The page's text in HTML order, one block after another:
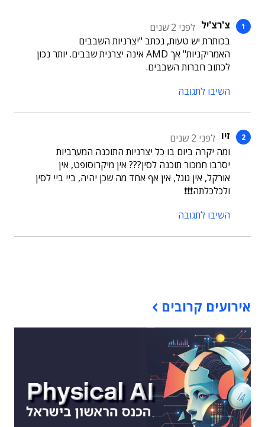
צ'רצ'יל לפני 2 שנים
בכותרת יש טעות, נכתב "יצרניות השבבים
האמריקניות" אך AMD אינה יצרנית שבבים. יותר נכון
לכתוב חברות השבבים.
השיבו לתגובה
זיו לפני 2 שנים
ומה יקרה ביום בו כל יצרניות התוכנה המערביות
יסרבו חמכור תוכנה לסין??? אין מיקרוסופט, אין
אורקל, אין גוגל, אין אף אחד מה שכן יהיה, ביי ביי לסין
ולכלכלתה❗❗❗
השיבו לתגובה
אירועים קרובים